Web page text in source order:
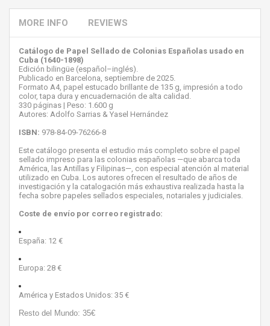
MORE INFO REVIEWS
Catálogo de Papel Sellado de Colonias Españolas usado en
Cuba (1640-1898)
Edición bilingüe (español–inglés).
Publicado en Barcelona, septiembre de 2025.
Formato A4, papel estucado brillante de 135 g, impresión a todo
color, tapa dura y encuadernación de alta calidad.
330 páginas | Peso: 1.600 g
Autores: Adolfo Sarrias & Yasel Hernández
ISBN: 978-84-09-76266-8
Este catálogo presenta el estudio más completo sobre el papel
sellado impreso para las colonias españolas —que abarca toda
América, las Antillas y Filipinas—, con especial atención al material
utilizado en Cuba. Los autores ofrecen el resultado de años de
investigación y la catalogación más exhaustiva realizada hasta la
fecha sobre papeles sellados especiales, notariales y judiciales.
Coste de envío por correo registrado:
España: 12 €
Europa: 28 €
América y Estados Unidos: 35 €
Resto del Mundo: 35€